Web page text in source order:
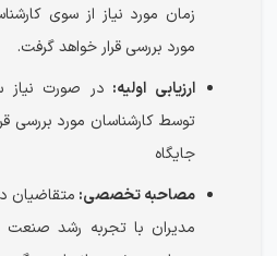
زمان مورد نیاز از سوی
مورد بررسی قرار خواهد گرفت.
ارزیابی اولیه: در صورت نیاز
توسط کارشناسان مورد بررسی
جایگاه
مصاحبه تخصصی: متقاضیان
مدیران با تجربه رشد صنعت